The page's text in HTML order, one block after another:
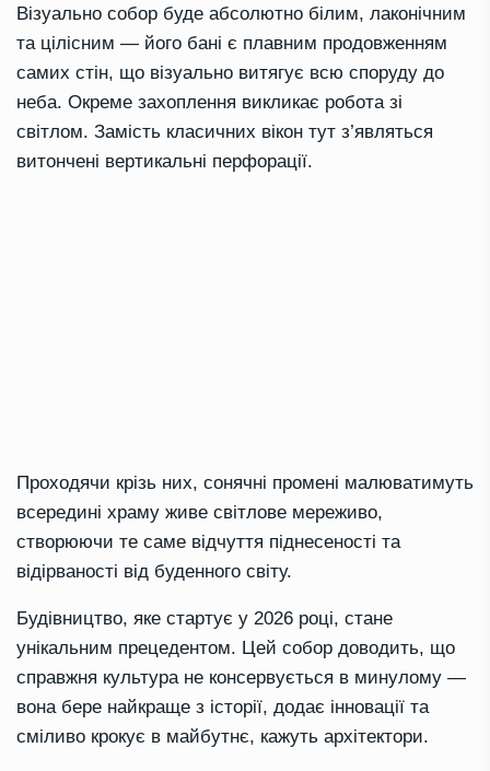
Візуально собор буде абсолютно білим, лаконічним
та цілісним — його бані є плавним продовженням
самих стін, що візуально витягує всю споруду до
неба. Окреме захоплення викликає робота зі
світлом. Замість класичних вікон тут з’являться
витончені вертикальні перфорації.
Проходячи крізь них, сонячні промені малюватимуть
всередині храму живе світлове мереживо,
створюючи те саме відчуття піднесеності та
відірваності від буденного світу.
Будівництво, яке стартує у 2026 році, стане
унікальним прецедентом. Цей собор доводить, що
справжня культура не консервується в минулому —
вона бере найкраще з історії, додає інновації та
сміливо крокує в майбутнє, кажуть архітектори.